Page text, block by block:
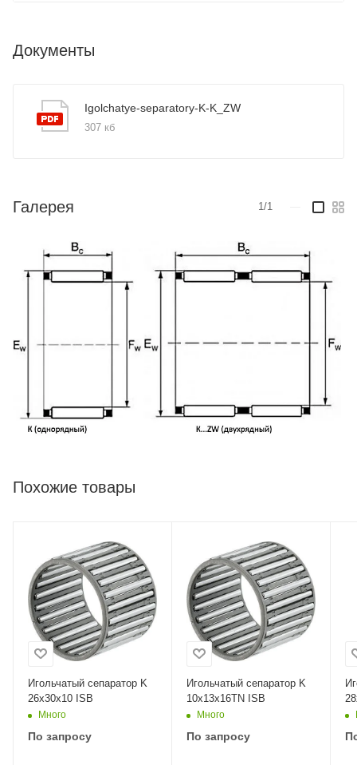
Документы
Igolchatye-separatory-K-K_ZW
307 кб
Галерея 1/1
Похожие товары
Игольчатый сепаратор K
26x30x10 ISB
Много
По запросу
Игольчатый сепаратор K
10x13x16TN ISB
Много
По запросу